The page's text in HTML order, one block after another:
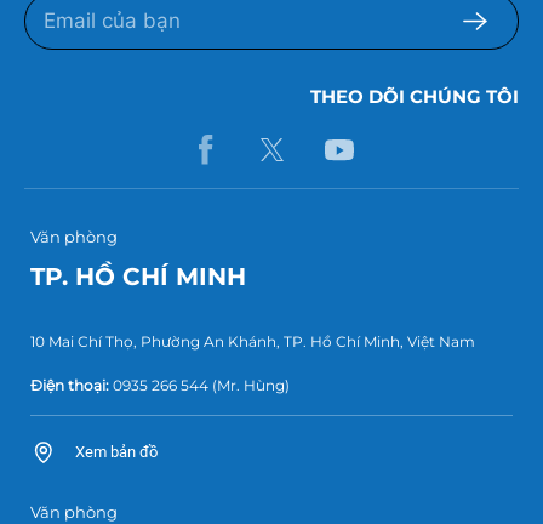
THEO DÕI CHÚNG TÔI
Văn phòng
TP. HỒ CHÍ MINH
10 Mai Chí Thọ, Phường An Khánh, TP. Hồ Chí Minh, Việt Nam
Điện thoại: 0935 266 544 (Mr. Hùng)
Xem bản đồ
Văn phòng